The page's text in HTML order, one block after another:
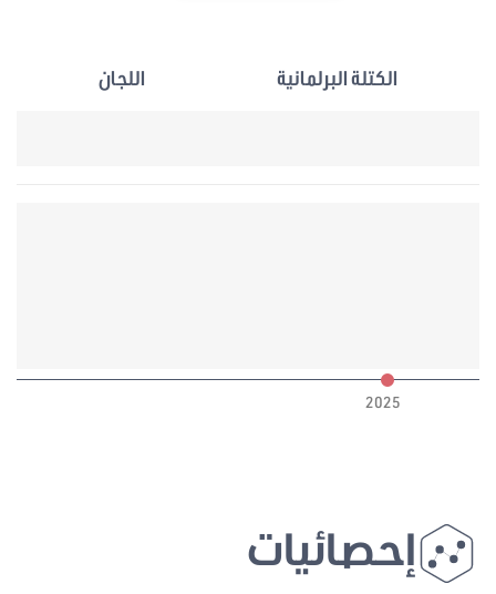
الكتلة البرلمانية اللجان
2025
إحصائيات